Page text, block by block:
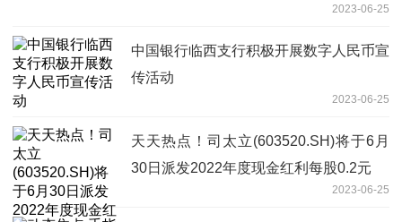
2023-06-25
中国银行临西支行积极开展数字人民币宣
传活动
2023-06-25
天天热点！司太立(603520.SH)将于6月
30日派发2022年度现金红利每股0.2元
2023-06-25